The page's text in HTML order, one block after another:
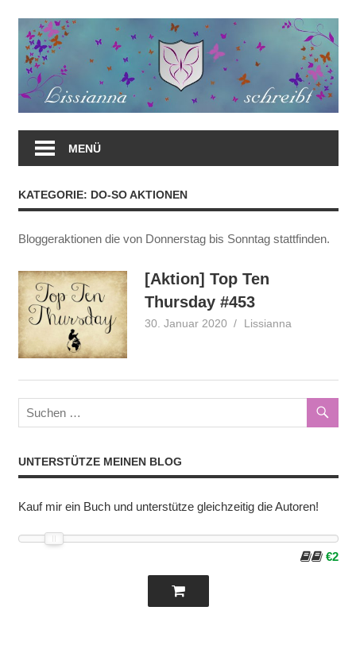
springen
MENÜ
KATEGORIE: DO-SO AKTIONEN
Bloggeraktionen die von Donnerstag bis Sonntag stattfinden.
[Aktion] Top Ten
Thursday #453
30. Januar 2020 Lissianna
UNTERSTÜTZE MEINEN BLOG
Kauf mir ein Buch und unterstütze gleichzeitig die Autoren!
€2